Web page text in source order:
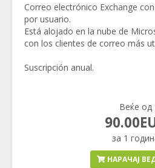
Correo electrónico Exchange
por usuario.
Está alojado en la nube de
con los clientes de correo más
Suscripción anual.
Веќе од
за 1
НАРАЧАЈ